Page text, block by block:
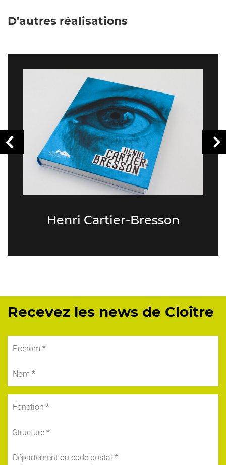
D'autres réalisations
Henri Cartier-Bresson
Recevez les news de Cloître